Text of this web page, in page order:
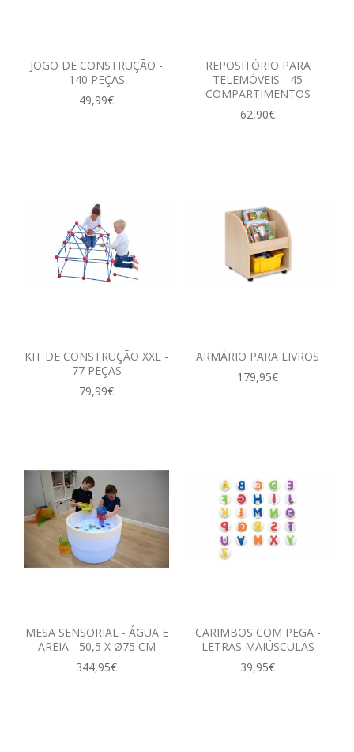
JOGO DE CONSTRUÇÃO -
140 PEÇAS
49,99€
REPOSITÓRIO PARA
TELEMÓVEIS - 45
COMPARTIMENTOS
62,90€
KIT DE CONSTRUÇÃO XXL -
77 PEÇAS
79,99€
ARMÁRIO PARA LIVROS
179,95€
MESA SENSORIAL - ÁGUA E
AREIA - 50,5 X Ø75 CM
344,95€
CARIMBOS COM PEGA -
LETRAS MAIÚSCULAS
39,95€